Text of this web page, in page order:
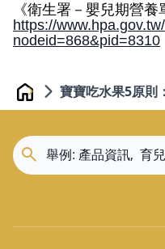
《衛生署－嬰兒期營養
https://
nodeid=868&pid=8310
Home 寶寶吃水果5原則